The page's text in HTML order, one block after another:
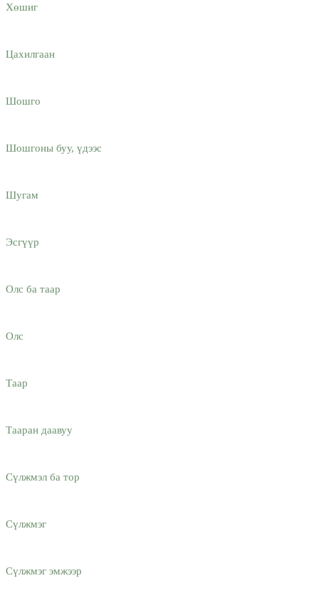
Хөшиг
Цахилгаан
Шошго
Шошгоны буу, үдээс
Шугам
Эсгүүр
Олс ба таар
Олс
Таар
Тааран даавуу
Сүлжмэл ба тор
Сүлжмэг
Сүлжмэг эмжээр